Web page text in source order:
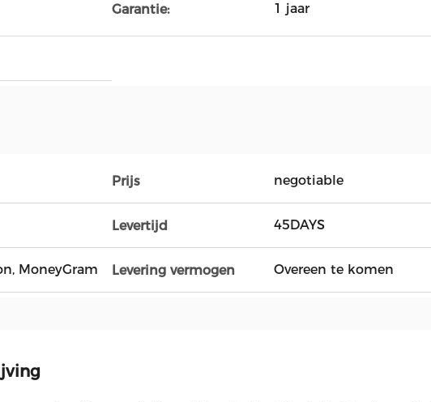
Garantie: 1 jaar
Prijs negotiable
Levertijd 45DAYS
MoneyGram Levering vermogen Overeen te komen